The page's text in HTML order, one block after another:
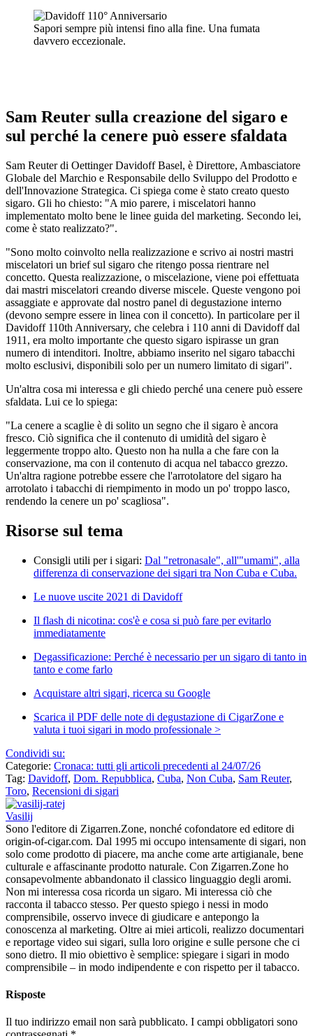
Sapori sempre più intensi fino alla fine. Una fumata
davvero eccezionale.
Sam Reuter sulla creazione del sigaro e
sul perché la cenere può essere sfaldata
Sam Reuter di Oettinger Davidoff Basel, è Direttore, Ambasciatore
Globale del Marchio e Responsabile dello Sviluppo del Prodotto e
dell'Innovazione Strategica. Ci spiega come è stato creato questo
sigaro. Gli ho chiesto: "A mio parere, i miscelatori hanno
implementato molto bene le linee guida del marketing. Secondo lei,
come è stato realizzato?".
"Sono molto coinvolto nella realizzazione e scrivo ai nostri mastri
miscelatori un brief sul sigaro che ritengo possa rientrare nel
concetto. Questa realizzazione, o miscelazione, viene poi effettuata
dai mastri miscelatori creando diverse miscele. Queste vengono poi
assaggiate e approvate dal nostro panel di degustazione interno
(devono sempre essere in linea con il concetto). In particolare per il
Davidoff 110th Anniversary, che celebra i 110 anni di Davidoff dal
1911, era molto importante che questo sigaro ispirasse un gran
numero di intenditori. Inoltre, abbiamo inserito nel sigaro tabacchi
molto esclusivi, disponibili solo per un numero limitato di sigari".
Un'altra cosa mi interessa e gli chiedo perché una cenere può essere
sfaldata. Lui ce lo spiega:
"La cenere a scaglie è di solito un segno che il sigaro è ancora
fresco. Ciò significa che il contenuto di umidità del sigaro è
leggermente troppo alto. Questo non ha nulla a che fare con la
conservazione, ma con il contenuto di acqua nel tabacco grezzo.
Un'altra ragione potrebbe essere che l'arrotolatore del sigaro ha
arrotolato i tabacchi di riempimento in modo un po' troppo lasco,
rendendo la cenere un po' scagliosa".
Risorse sul tema
Consigli utili per i sigari: Dal "retronasale", all'"umami", alla
differenza di conservazione dei sigari tra Non Cuba e Cuba.
Le nuove uscite 2021 di Davidoff
Il flash di nicotina: cos'è e cosa si può fare per evitarlo
immediatamente
Degassificazione: Perché è necessario per un sigaro di tanto in
tanto e come farlo
Acquistare altri sigari, ricerca su Google
Scarica il PDF delle note di degustazione di CigarZone e
valuta i tuoi sigari in modo professionale >
Condividi su:
Categorie: Cronaca: tutti gli articoli precedenti al 24/07/26
Tag: Davidoff, Dom. Repubblica, Cuba, Non Cuba, Sam Reuter,
Toro, Recensioni di sigari
Vasilij
Sono l'editore di Zigarren.Zone, nonché cofondatore ed editore di
origin-of-cigar.com. Dal 1995 mi occupo intensamente di sigari, non
solo come prodotto di piacere, ma anche come arte artigianale, bene
culturale e affascinante prodotto naturale. Con Zigarren.Zone ho
consapevolmente abbandonato il classico linguaggio degli aromi.
Non mi interessa cosa ricorda un sigaro. Mi interessa ciò che
racconta il tabacco stesso. Per questo spiego i nessi in modo
comprensibile, osservo invece di giudicare e antepongo la
conoscenza al marketing. Oltre ai miei articoli, realizzo documentari
e reportage video sui sigari, sulla loro origine e sulle persone che ci
sono dietro. Il mio obiettivo è semplice: spiegare i sigari in modo
comprensibile – in modo indipendente e con rispetto per il tabacco.
Risposte
Il tuo indirizzo email non sarà pubblicato. I campi obbligatori sono